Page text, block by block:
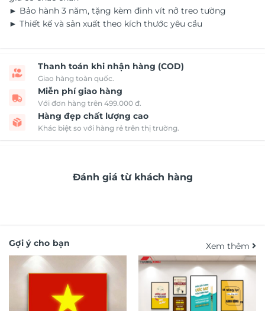
► Bảo hành 3 năm, tặng kèm đinh vít nở treo tường
► Thiết kế và sản xuất theo kích thước yêu cầu
Thanh toán khi nhận hàng (COD)
Giao hàng toàn quốc.
Miễn phí giao hàng
Với đơn hàng trên 499.000 đ.
Hàng đẹp chất lượng cao
Khác biệt so với hàng rẻ trên thị trường.
Đánh giá từ khách hàng
Gợi ý cho bạn Xem thêm